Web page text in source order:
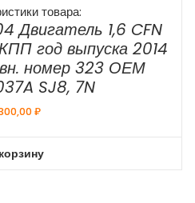
товара:
Двигатель 1,6 CFN
год выпуска 2014
номер 323 ОЕМ
SJ8, 7N
₽